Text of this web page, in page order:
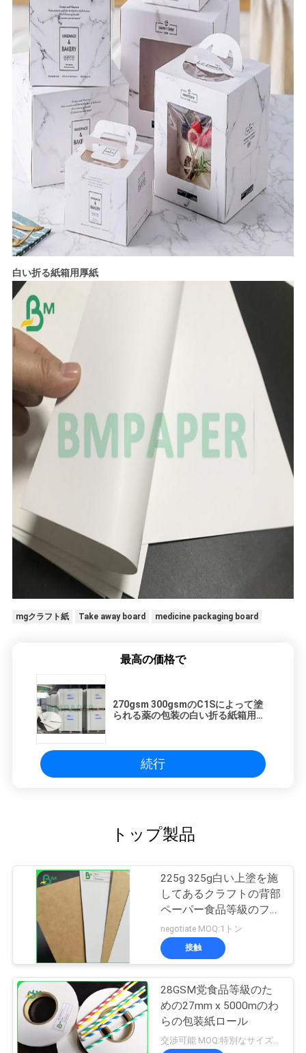
ラ
イ
リ
シ
ー
白い折る紙箱用厚紙
mgクラフト紙 Take away board medicine packaging board
最高の価格で
270gsm 300gsmのC1Sによって塗
られる薬の包装の白い折る紙箱用厚
続行
トップ製品
225g 325g白い上塗を施
してあるクラフトの背部
ペーパー食品等級のファ
ースト・フード箱材料
negotiate MOQ:1トン
接触
28GSM党食品等級のた
めの27mm x 5000mのわ
らの包装紙ロール